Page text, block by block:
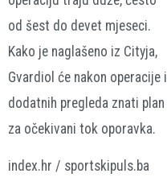
od šest do devet mjeseci.
Kako je naglašeno iz Cityja,
Gvardiol će nakon operacije i
dodatnih pregleda znati plan
za očekivani tok oporavka.
index.hr / sportskipuls.ba